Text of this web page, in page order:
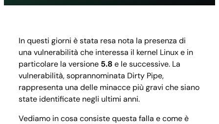
In questi giorni è stata resa nota la presenza di
una vulnerabilità che interessa il kernel Linux e in
particolare la versione 5.8e le successive. La
vulnerabilità, soprannominata Dirty Pipe,
rappresenta una delle minacce più gravi che siano
state identificate negli ultimi anni.
Vediamo in cosa consiste questa falla e come è